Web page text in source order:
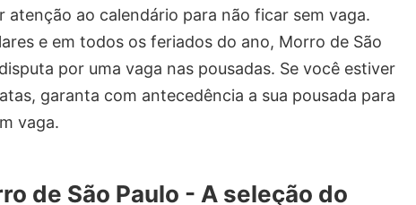
atenção ao calendário para não ficar sem vaga.
e em todos os feriados do ano, Morro de São
por uma vaga nas pousadas. Se você estiver
garanta com antecedência a sua pousada para
vaga.
de São Paulo - A seleção do